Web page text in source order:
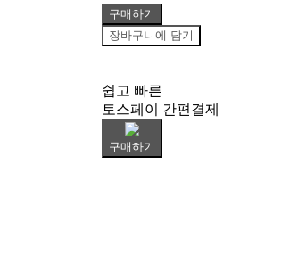
구매하기
장바구니에 담기
쉽고 빠른
토스페이 간편결제
구매하기